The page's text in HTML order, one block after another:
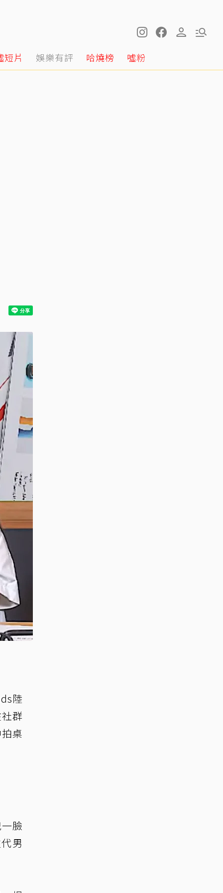
短片 娛樂有評 哈燒榜 噓粉
陸
群
桌
臉
男